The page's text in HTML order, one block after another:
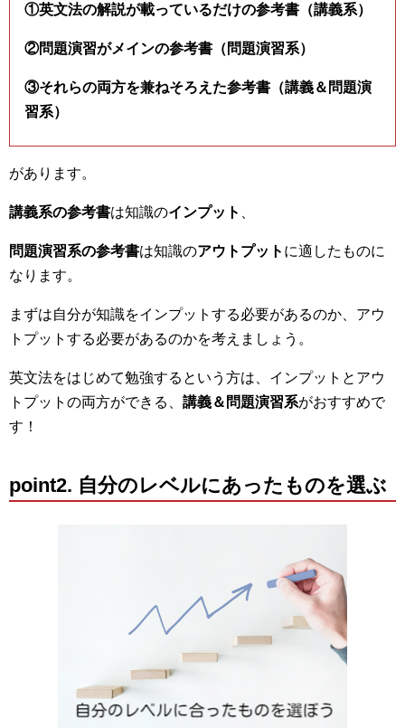
①英文法の解説が載っているだけの参考書（講義系）
②問題演習がメインの参考書（問題演習系）
③それらの両方を兼ねそろえた参考書（講義＆問題演
習系）
があります。
講義系の参考書は知識のインプット
問題演習系の参考書は知識のアウトプット に適したものに
なります。
まずは自分が知識をインプットする必要があるのか、アウ
トプットする必要があるのかを考えましょう。
英文法をはじめて勉強するという方は、インプットとアウ
トプットの両方ができる、 講義＆問題演習系がおすすめで
す！
point2. 自分のレベルにあったものを選ぶ